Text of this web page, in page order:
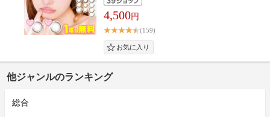
4,500円
(159)
他ジャンルのランキング
総合